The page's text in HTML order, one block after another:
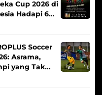
Cup 2026 di
Hadapi 6
Soccer
Asrama,
yang Tak